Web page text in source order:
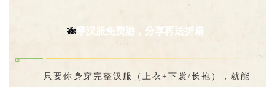
🎋穿汉服免费游，分享再送折扇
只要你身穿完整汉服（上衣+下裳/长袍），就能